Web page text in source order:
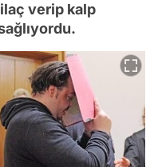
verip kalp